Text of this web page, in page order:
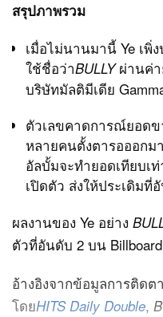
สรุปภาพรวม
เมื่อไม่นานมานี้ Ye เพิ่
ใช้ชื่อว่าBULLYผ่านค่า
บริษัทมัลติมีเดีย
ตัวเลขคาดการณ์ยอด
หลายคนตั้งตารอออกม
อัลบั้มจะทำยอดเทียบเ
เปิดตัว ส่งให้ประเดิมที่
ผลงานของ Ye อย่าง
ตัวที่อันดับ 2 บน
อ้างอิงจากข้อมูลการติดต
โดยHITS Daily Double,